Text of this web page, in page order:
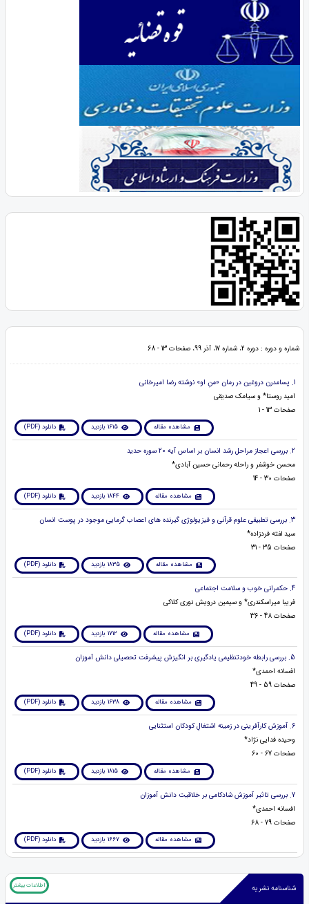
شماره و دوره : دوره 2، شماره 17، آذر 99، صفحات 13 - 68
1. پسامدرن دروغین در رمان «منِ او» نوشته رضا امیرخانی
امید روستا* و سیامک صدیقی
صفحات 13 - 1
مشاهده مقاله 1615 بازدید دانلود (PDF)
2. بررسی اعجاز مراحل رشد انسان بر اساس آیه 20 سوره حدید
محسن خوشفر و راحله رحمانی حسین آبادی*
صفحات 30 - 14
مشاهده مقاله 1844 بازدید دانلود (PDF)
3. بررسی تطبیقی علوم قرآنی و فیزیولوژی گیرنده های اعصاب گرمایی موجود در پوست انسان
سید لفته فردزاده*
صفحات 35 - 31
مشاهده مقاله 1835 بازدید دانلود (PDF)
4. حکمرانی خوب و سلامت اجتماعی
فریبا میراسکندری* و سیمین درویش نوری کلاکی
صفحات 48 - 36
مشاهده مقاله 1712 بازدید دانلود (PDF)
5. بررسی رابطه خودتنظیمی یادگیری بر انگیزش پیشرفت تحصیلی دانش آموزان
افسانه احمدی*
صفحات 59 - 49
مشاهده مقاله 1638 بازدید دانلود (PDF)
6. آموزش کارآفرینی در زمینه اشتغالِ کودکان استثنایی
وحیده فدایی نژاد*
صفحات 67 - 60
مشاهده مقاله 1815 بازدید دانلود (PDF)
7. بررسی تاثیر آموزش شادکامی بر خلاقیت دانش آموزان
افسانه احمدی*
صفحات 79 - 68
مشاهده مقاله 1667 بازدید دانلود (PDF)
شناسنامه نشریه اطلاعات بیشتر